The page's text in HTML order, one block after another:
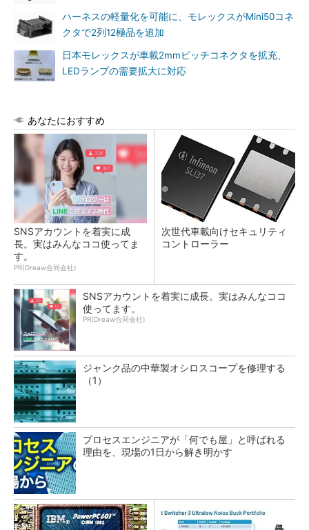
ハーネスの軽量化を可能に、モレックスがMini50コネ
クタで2列12極品を追加
日本モレックスが車載2mmピッチコネクタを拡充、
LEDランプの需要拡大に対応
あなたにおすすめ
SNSアカウントを着実に成
長。実はみんなココ使ってま
す。
PR(Dreaw合同会社)
次世代車載向けセキュリティ
コントローラー
SNSアカウントを着実に成長。実はみんなココ
使ってます。
PR(Dreaw合同会社)
ジャンク品の中華製オシロスコープを修理する
（1）
プロセスエンジニアが「何でも屋」と呼ばれる
理由を、現場の1日から解き明かす